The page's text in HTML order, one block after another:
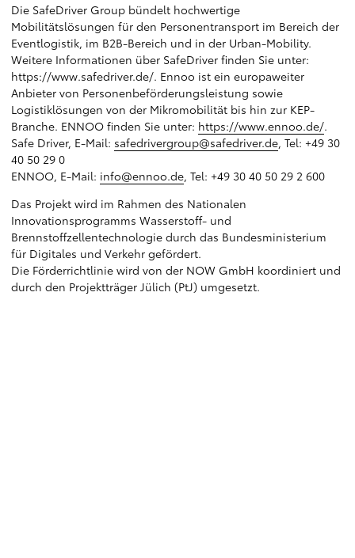
Die SafeDriver Group bündelt hochwertige
Mobilitätslösungen für den Personentransport im Bereich der
Eventlogistik, im B2B-Bereich und in der Urban-Mobility.
Weitere Informationen über SafeDriver finden Sie unter:
https://www.safedriver.de/. Ennoo ist ein europaweiter
Anbieter von Personenbeförderungsleistung sowie
Logistiklösungen von der Mikromobilität bis hin zur KEP-
Branche. ENNOO finden Sie unter: https://www.ennoo.de/.
Safe Driver, E-Mail: safedrivergroup@safedriver.de, Tel: +49 30
40 50 29 0
ENNOO, E-Mail: info@ennoo.de, Tel: +49 30 40 50 29 2 600
Das Projekt wird im Rahmen des Nationalen
Innovationsprogramms Wasserstoff- und
Brennstoffzellentechnologie durch das Bundesministerium
für Digitales und Verkehr gefördert.
Die Förderrichtlinie wird von der NOW GmbH koordiniert und
durch den Projektträger Jülich (PtJ) umgesetzt.